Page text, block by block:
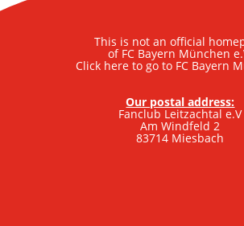
This is not an official
of FC Bayern München
Click here to go to FC Bayern
Our postal address:
Fanclub Leitzachtal e.V
Am Windfeld 2
83714 Miesbach